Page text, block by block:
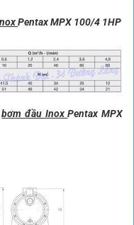
Pentax MPX 100/4 1HP
bơm đầu InoxPentax MPX